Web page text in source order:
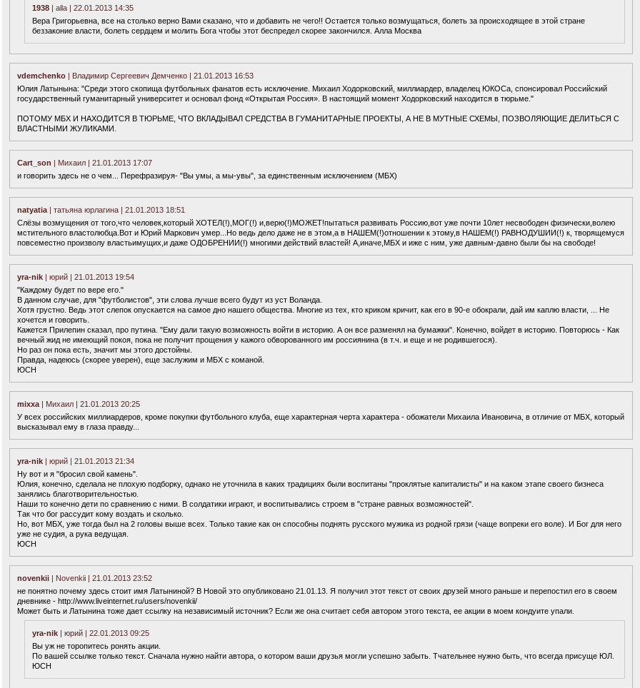
1938 | alla | 22.01.2013 14:35
Вера Григорьевна, все на столько верно Вами сказано, что и добавить не чего!! Остается только возмущаться, болеть за происходящее в этой стране
беззаконие власти, болеть сердцем и молить Бога чтобы этот беспредел скорее закончился. Алла Москва
vdemchenko | Владимир Сергеевич Демченко | 21.01.2013 16:53
Юлия Латынына: "Среди этого скопища футбольных фанатов есть исключение. Михаил Ходорковский, миллиардер, владелец ЮКОСа, спонсировал Российский
государственный гуманитарный университет и основал фонд «Открытая Россия». В настоящий момент Ходорковский находится в тюрьме."
ПОТОМУ МБХ И НАХОДИТСЯ В ТЮРЬМЕ, ЧТО ВКЛАДЫВАЛ СРЕДСТВА В ГУМАНИТАРНЫЕ ПРОЕКТЫ, А НЕ В МУТНЫЕ СХЕМЫ, ПОЗВОЛЯЮЩИЕ ДЕЛИТЬСЯ С
ВЛАСТНЫМИ ЖУЛИКАМИ.
Cart_son | Михаил | 21.01.2013 17:07
и говорить здесь не о чем... Перефразируя- "Вы умы, а мы-увы", за единственным исключением (МБХ)
natyatia | татьяна юрлагина | 21.01.2013 18:51
Слёзы возмущения от того,что человек,который ХОТЕЛ(!),МОГ(!) и,верю(!)МОЖЕТ!пытаться развивать Россию,вот уже почти 10лет несвободен физически,волею
мстительного властолюбца.Вот и Юрий Маркович умер...Но ведь дело даже не в этом,а в НАШЕМ(!)отношении к этому,в НАШЕМ(!) РАВНОДУШИИ(!) к, творящемуся
повсеместно произволу властьимущих,и даже ОДОБРЕНИИ(!) многими действий властей! А,иначе,МБХ и иже с ним, уже давным-давно были бы на свободе!
yra-nik | юрий | 21.01.2013 19:54
"Каждому будет по вере его."
В данном случае, для "футболистов", эти слова лучше всего будут из уст Воланда.
Хотя грустно. Ведь этот слепок опускается на самое дно нашего общества. Многие из тех, кто криком кричит, как его в 90-е обокрали, дай им каплю власти, ... Не
хочется и говорить.
Кажется Прилепин сказал, про путина. "Ему дали такую возможность войти в историю. А он все разменял на бумажки". Конечно, войдет в историю. Повторюсь - Как
вечный жид не имеющий покоя, пока не получит прощения у кажого обворованного им россиянина (в т.ч. и еще и не родившегося).
Но раз он пока есть, значит мы этого достойны.
Правда, надеюсь (скорее уверен), еще заслужим и МБХ с команой.
ЮСН
mixxa | Михаил | 21.01.2013 20:25
У всех российских миллиардеров, кроме покупки футбольного клуба, еще характерная черта характера - обожатели Михаила Ивановича, в отличие от МБХ, который
высказывал ему в глаза правду...
yra-nik | юрий | 21.01.2013 21:34
Ну вот и я "бросил свой камень".
Юлия, конечно, сделала не плохую подборку, однако не уточнила в каких традициях были воспитаны "проклятые капиталисты" и на каком этапе своего бизнеса
занялись благотворительностью.
Наши то конечно дети по сравнению с ними. В солдатики играют, и воспитывались строем в "стране равных возможностей".
Так что бог рассудит кому воздать и сколько.
Но, вот МБХ, уже тогда был на 2 головы выше всех. Только такие как он способны поднять русского мужика из родной грязи (чаще вопреки его воле). И Бог для него
уже не судия, а рука ведущая.
ЮСН
novenkii | Novenkii | 21.01.2013 23:52
не понятно почему здесь стоит имя Латыниной? В Новой это опубликовано 21.01.13. Я получил этот текст от своих друзей много раньше и перепостил его в своем
дневнике - http://www.liveinternet.ru/users/novenkii/
Может быть и Латынина тоже дает ссылку на независимый источник? Если же она считает себя автором этого текста, ее акции в моем кондуите упали.
yra-nik | юрий | 22.01.2013 09:25
Вы уж не торопитесь ронять акции.
По вашей ссылке только текст. Сначала нужно найти автора, о котором ваши друзья могли успешно забыть. Тчательнее нужно быть, что всегда присуще ЮЛ.
ЮСН